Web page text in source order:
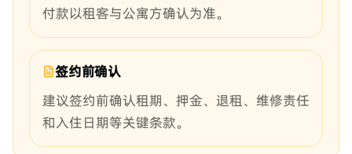
付款以租客与公寓方确认为准。
签约前确认
建议签约前确认租期、押金、退租、维修责任
和入住日期等关键条款。